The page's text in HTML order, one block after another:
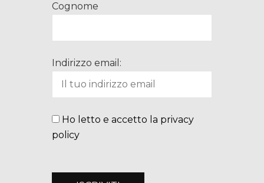
Cognome
Indirizzo email:
Ho letto e accetto la privacy
policy